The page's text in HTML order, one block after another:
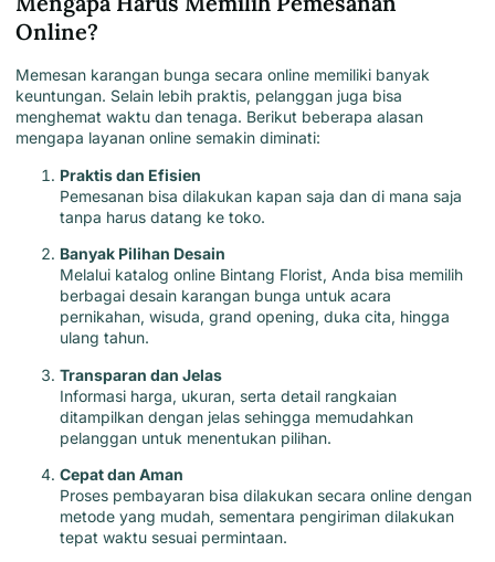
Online?
Memesan karangan bunga secara online memiliki banyak
keuntungan. Selain lebih praktis, pelanggan juga bisa
menghemat waktu dan tenaga. Berikut beberapa alasan
mengapa layanan online semakin diminati:
Praktis dan Efisien
Pemesanan bisa dilakukan kapan saja dan di mana saja
tanpa harus datang ke toko.
Banyak Pilihan Desain
Melalui katalog online Bintang Florist, Anda bisa memilih
berbagai desain karangan bunga untuk acara
pernikahan, wisuda, grand opening, duka cita, hingga
ulang tahun.
Transparan dan Jelas
Informasi harga, ukuran, serta detail rangkaian
ditampilkan dengan jelas sehingga memudahkan
pelanggan untuk menentukan pilihan.
Cepat dan Aman
Proses pembayaran bisa dilakukan secara online dengan
metode yang mudah, sementara pengiriman dilakukan
tepat waktu sesuai permintaan.